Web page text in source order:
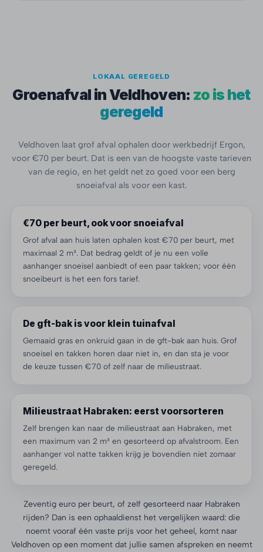
LOKAAL GEREGELD
Groenafval in Veldhoven: zo is het
geregeld
Veldhoven laat grof afval ophalen door werkbedrijf Ergon,
voor €70 per beurt. Dat is een van de hoogste vaste tarieven
van de regio, en het geldt net zo goed voor een berg
snoeiafval als voor een kast.
€70 per beurt, ook voor snoeiafval
Grof afval aan huis laten ophalen kost €70 per beurt, met
maximaal 2 m³. Dat bedrag geldt of je nu een volle
aanhanger snoeisel aanbiedt of een paar takken; voor één
snoeibeurt is het een fors tarief.
De gft-bak is voor klein tuinafval
Gemaaid gras en onkruid gaan in de gft-bak aan huis. Grof
snoeisel en takken horen daar niet in, en dan sta je voor
de keuze tussen €70 of zelf naar de milieustraat.
Milieustraat Habraken: eerst voorsorteren
Zelf brengen kan naar de milieustraat aan Habraken, met
een maximum van 2 m³ en gesorteerd op afvalstroom. Een
aanhanger vol natte takken krijg je bovendien niet zomaar
geregeld.
Zeventig euro per beurt, of zelf gesorteerd naar Habraken
rijden? Dan is een ophaaldienst het vergelijken waard: die
noemt vooraf één vaste prijs voor het geheel, komt naar
Veldhoven op een moment dat jullie samen afspreken en neemt